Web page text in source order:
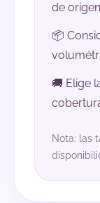
de
📦
🚚 Elige
Nota: las